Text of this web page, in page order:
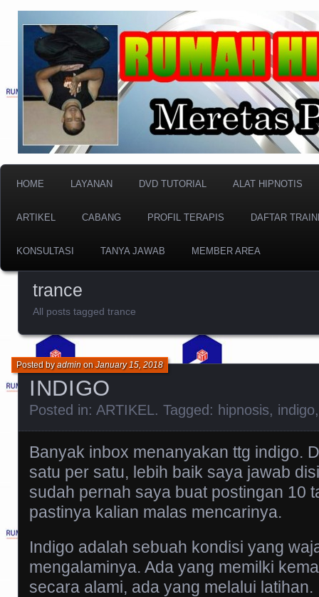
RUMAH HIPNOTIS
Meretas Pikiran Bawah Sadar
HOME LAYANAN DVD TUTORIAL ALAT HIPNOTIS
ARTIKEL CABANG PROFIL TERAPIS DAFTAR
KONSULTASI TANYA JAWAB MEMBER AREA
trance
All posts tagged trance
INDIGO
Posted byadminonJanuary 15, 2018
Posted in: ARTIKEL. Tagged: hipnosis, indigo
Banyak inbox menanyakan ttg indigo.
satu per satu, lebih baik saya jawab
sudah pernah saya buat postingan 10
pastinya kalian malas mencarinya.
Indigo adalah sebuah kondisi yang
mengalaminya. Ada yang memilki
secara alami, ada yang melalui latihan.